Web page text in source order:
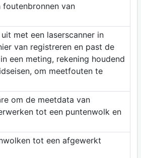
foutenbronnen van
met een laserscanner in
van registreren en past de
een meting, rekening houdend
om meetfouten te
om de meetdata van
tot een puntenwolk en
tot een afgewerkt